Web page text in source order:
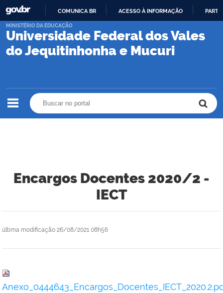
PARA
CONTEÚDO
COMUNICA BR ACESSO À INFORMAÇÃO
Universidade Federal dos Vales
do Jequitinhonha e Mucuri
MINISTÉRIO DA EDUCAÇÃO
Encargos Docentes 2020/2 -
IECT
última modificação 26/08/2021 08h56